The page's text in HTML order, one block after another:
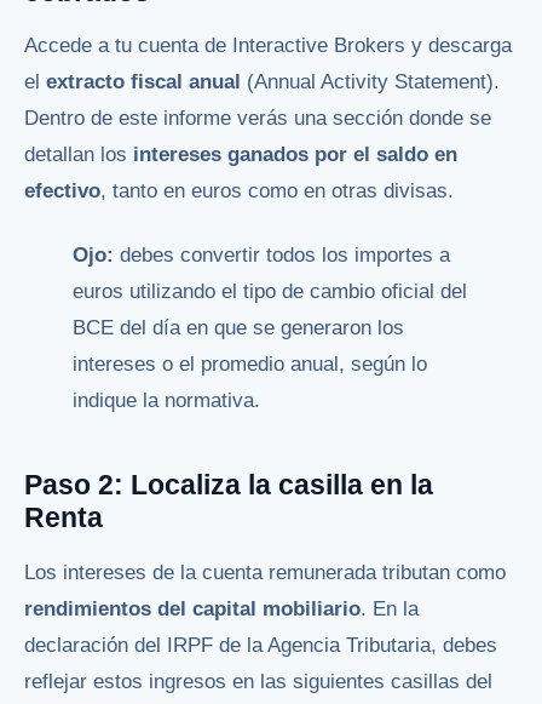
Accede a tu cuenta de Interactive Brokers y descarga
el extracto fiscal anual (Annual Activity Statement).
Dentro de este informe verás una sección donde se
detallan los intereses ganados por el saldo en
efectivo, tanto en euros como en otras divisas.
Ojo: debes convertir todos los importes a
euros utilizando el tipo de cambio oficial del
BCE del día en que se generaron los
intereses o el promedio anual, según lo
indique la normativa.
Paso 2: Localiza la casilla en la
Renta
Los intereses de la cuenta remunerada tributan como
rendimientos del capital mobiliario. En la
declaración del IRPF de la Agencia Tributaria, debes
reflejar estos ingresos en las siguientes casillas del